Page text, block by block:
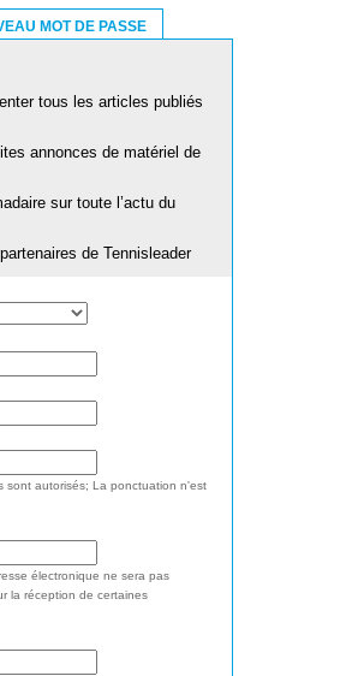
MOT DE PASSE
tous les articles publiés
annonces de matériel de
sur toute l’actu du
de Tennisleader
sont autorisés; La ponctuation n'est
électronique ne sera pas
la réception de certaines